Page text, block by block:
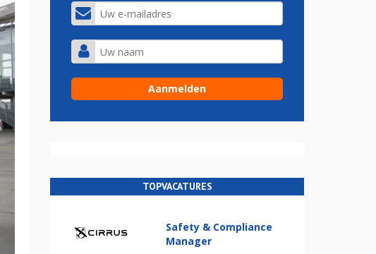
TOPVACATURES
Safety & Compliance
Manager